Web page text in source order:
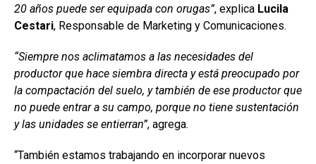
20 años puede ser equipada con orugas”, explica Lucila
Cestari, Responsable de Marketing y Comunicaciones.
“Siempre nos aclimatamos a las necesidades del
productor que hace siembra directa y está preocupado por
la compactación del suelo, y también de ese productor que
no puede entrar a su campo, porque no tiene sustentación
y las unidades se entierran”, agrega.
“También estamos trabajando en incorporar nuevos